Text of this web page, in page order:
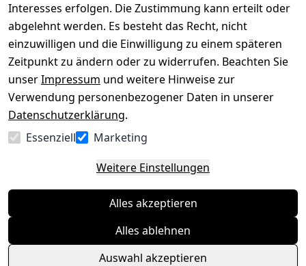
Interesses erfolgen. Die Zustimmung kann erteilt oder
abgelehnt werden. Es besteht das Recht, nicht
einzuwilligen und die Einwilligung zu einem späteren
Zeitpunkt zu ändern oder zu widerrufen. Beachten Sie
unserImpressum und weitere Hinweise zur
Verwendung personenbezogener Daten in unserer
Datenschutzerklärung.
Essenziell
Marketing
Weitere Einstellungen
Alles akzeptieren
Alles ablehnen
Auswahl akzeptieren
Barrierefreihe
itserklärung
Widerrufsrec
ht
Pflege &
Kundendienst
Kiefermöbel
Hilfe
Vertrag
widerrufen
© Massivholzmöbel Experte 2026